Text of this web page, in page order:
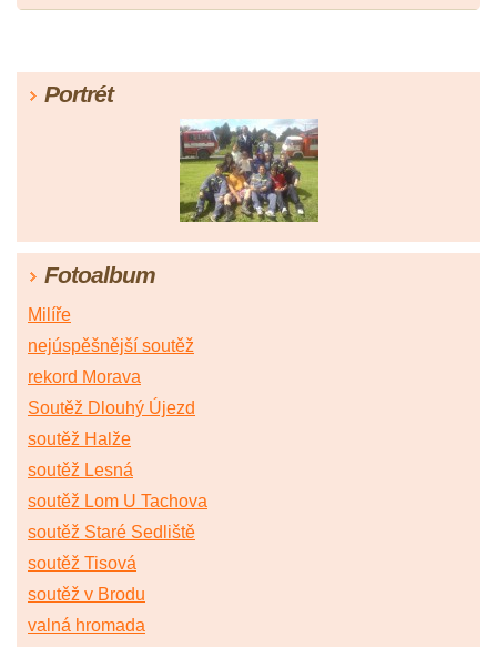
Portrét
Fotoalbum
Milíře
nejúspěšnější soutěž
rekord Morava
Soutěž Dlouhý Újezd
soutěž Halže
soutěž Lesná
soutěž Lom U Tachova
soutěž Staré Sedliště
soutěž Tisová
soutěž v Brodu
valná hromada